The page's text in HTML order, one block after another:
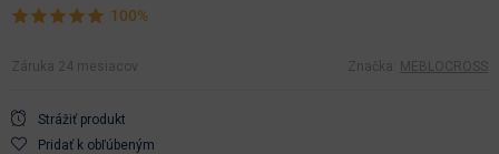
100%
Záruka 24 mesiacov Značka: MEBLOCROSS
Strážiť produkt
Pridať k obľúbeným